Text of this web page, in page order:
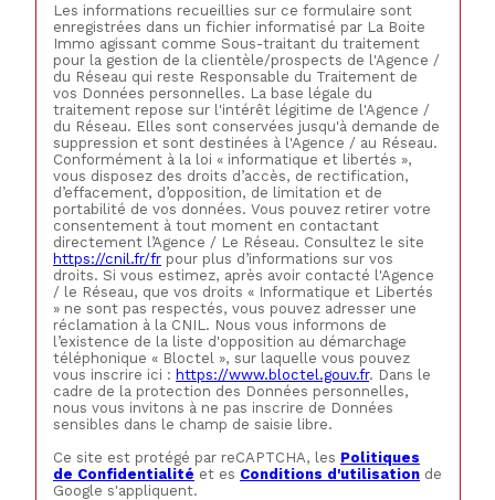
Les informations recueillies sur ce formulaire sont
enregistrées dans un fichier informatisé par La Boite
Immo agissant comme Sous-traitant du traitement
pour la gestion de la clientèle/prospects de l'Agence /
du Réseau qui reste Responsable du Traitement de
vos Données personnelles. La base légale du
traitement repose sur l'intérêt légitime de l'Agence /
du Réseau. Elles sont conservées jusqu'à demande de
suppression et sont destinées à l'Agence / au Réseau.
Conformément à la loi « informatique et libertés »,
vous disposez des droits d’accès, de rectification,
d’effacement, d’opposition, de limitation et de
portabilité de vos données. Vous pouvez retirer votre
consentement à tout moment en contactant
directement l’Agence / Le Réseau. Consultez le site
https://cnil.fr/fr pour plus d’informations sur vos
droits. Si vous estimez, après avoir contacté l'Agence
/ le Réseau, que vos droits « Informatique et Libertés
» ne sont pas respectés, vous pouvez adresser une
réclamation à la CNIL. Nous vous informons de
l’existence de la liste d'opposition au démarchage
téléphonique « Bloctel », sur laquelle vous pouvez
vous inscrire ici : https://www.bloctel.gouv.fr. Dans le
cadre de la protection des Données personnelles,
nous vous invitons à ne pas inscrire de Données
sensibles dans le champ de saisie libre.
Ce site est protégé par reCAPTCHA, les Politiques
de Confidentialité et es Conditions d'utilisation de
Google s'appliquent.